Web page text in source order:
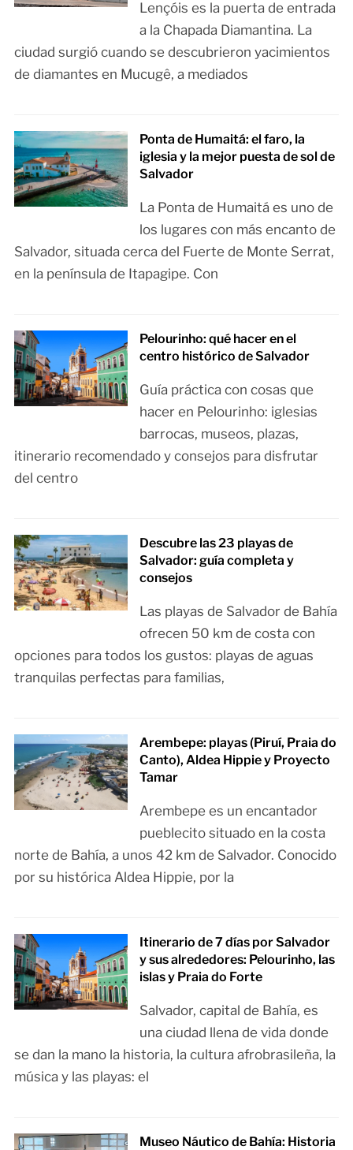
Lençóis es la puerta de entrada
a la Chapada Diamantina. La
ciudad surgió cuando se descubrieron yacimientos
de diamantes en Mucugê, a mediados
Ponta de Humaitá: el faro, la
iglesia y la mejor puesta de sol de
Salvador
La Ponta de Humaitá es uno de
los lugares con más encanto de
Salvador, situada cerca del Fuerte de Monte Serrat,
en la península de Itapagipe. Con
Pelourinho: qué hacer en el
centro histórico de Salvador
Guía práctica con cosas que
hacer en Pelourinho: iglesias
barrocas, museos, plazas,
itinerario recomendado y consejos para disfrutar
del centro
Descubre las 23 playas de
Salvador: guía completa y
consejos
Las playas de Salvador de Bahía
ofrecen 50 km de costa con
opciones para todos los gustos: playas de aguas
tranquilas perfectas para familias,
Arembepe: playas (Piruí, Praia do
Canto), Aldea Hippie y Proyecto
Tamar
Arembepe es un encantador
pueblecito situado en la costa
norte de Bahía, a unos 42 km de Salvador. Conocido
por su histórica Aldea Hippie, por la
Itinerario de 7 días por Salvador
y sus alrededores: Pelourinho, las
islas y Praia do Forte
Salvador, capital de Bahía, es
una ciudad llena de vida donde
se dan la mano la historia, la cultura afrobrasileña, la
música y las playas: el
Museo Náutico de Bahía: Historia